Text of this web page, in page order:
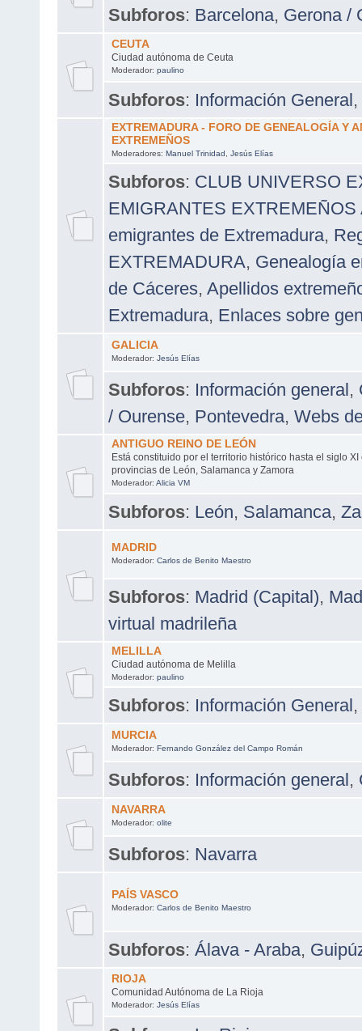
Subforos: Barcelona, Gerona /
CEUTA
Ciudad autónoma de Ceuta
Moderador: paulino
Subforos: Información General,
EXTREMADURA - FORO DE GENEALOGÍA Y
EXTREMEÑOS
Moderadores: Manuel Trinidad Jesús Elías
Subforos: CLUB UNIVERSO
EMIGRANTES EXTREMEÑOS
emigrantes de Extremadura,
EXTREMADURA, Genealogía
de Cáceres, Apellidos
Extremadura, Enlaces sobre
GALICIA
Moderador: Jesús Elías
Subforos: Información general,
/ Ourense, Pontevedra, Webs
ANTIGUO REINO DE LEÓN
Está constituido por el territorio histórico hasta el siglo
provincias de León, Salamanca y Zamora
Moderador: Alicia VM
Subforos: León, Salamanca,
MADRID
Moderador: Carlos de Benito Maestro
Subforos: Madrid (Capital),
virtual madrileña
MELILLA
Ciudad autónoma de Melilla
Moderador: paulino
Subforos: Información General,
MURCIA
Moderador: Fernando González del Campo Román
Subforos: Información general,
NAVARRA
Moderador: olite
Subforos: Navarra
PAÍS VASCO
Moderador: Carlos de Benito Maestro
Subforos: Álava - Araba,
RIOJA
Comunidad Autónoma de La Rioja
Moderador: Jesús Elías